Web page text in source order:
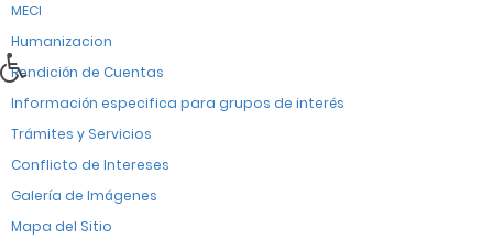
MECI
Humanizacion
Rendición de Cuentas
Información especifica para grupos de interés
Trámites y Servicios
Conflicto de Intereses
Galería de Imágenes
Mapa del Sitio